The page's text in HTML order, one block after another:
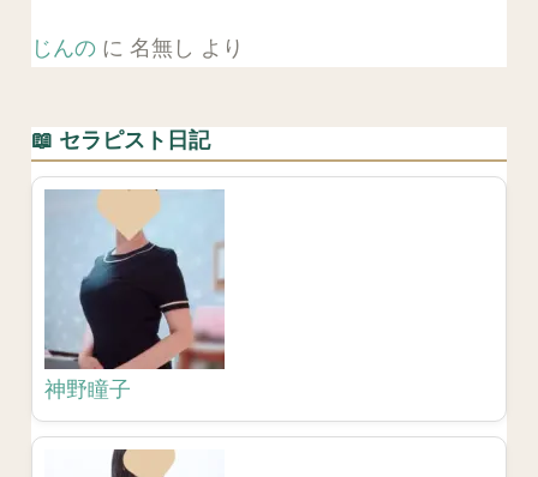
じんのに 名無し より
📖 セラピスト日記
神野瞳子